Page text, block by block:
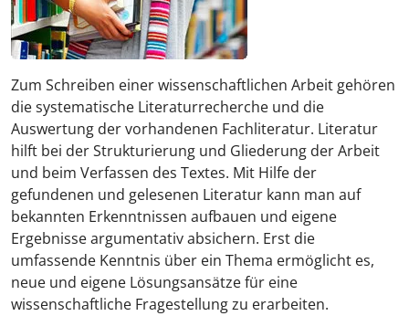
Zum Schreiben einer wissenschaftlichen Arbeit gehören
die systematische Literaturrecherche und die
Auswertung der vorhandenen Fachliteratur. Literatur
hilft bei der Strukturierung und Gliederung der Arbeit
und beim Verfassen des Textes. Mit Hilfe der
gefundenen und gelesenen Literatur kann man auf
bekannten Erkenntnissen aufbauen und eigene
Ergebnisse argumentativ absichern. Erst die
umfassende Kenntnis über ein Thema ermöglicht es,
neue und eigene Lösungsansätze für eine
wissenschaftliche Fragestellung zu erarbeiten.